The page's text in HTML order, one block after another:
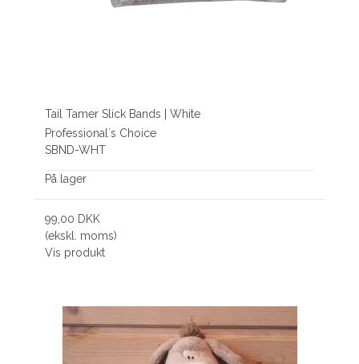
Tail Tamer Slick Bands | White
Professional´s Choice
SBND-WHT
På lager
99,00 DKK
(ekskl. moms)
Vis produkt